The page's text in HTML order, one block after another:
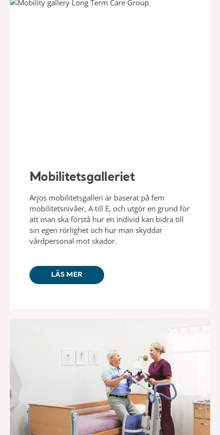
Mobilitetsgalleriet
Arjos mobilitetsgalleri är baserat på fem
mobilitetsnivåer, A till E, och utgör en grund för
att man ska förstå hur en individ kan bidra till
sin egen rörlighet och hur man skyddar
vårdpersonal mot skador.​
LÄS MER